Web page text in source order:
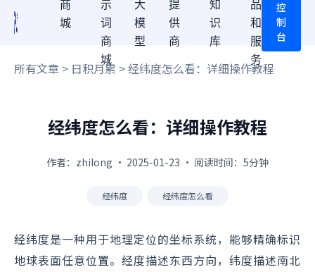
商
城
示
词
商
城
大
模
型
提
供
商
知
识
库
品
和
服
务
控
制
台
所有文章 > 日积月累 > 经纬度怎么看：详细操作教程
经纬度怎么看：详细操作教程
作者：zhilong · 2025-01-23 · 阅读时间：5分钟
经纬度 经纬度怎么看
经纬度是一种用于地理定位的坐标系统，能够精确标识
地球表面任意位置。经度描述东西方向，纬度描述南北